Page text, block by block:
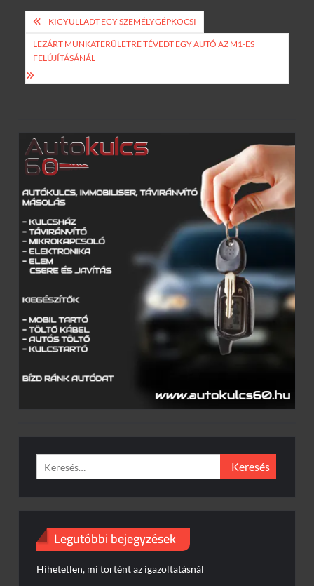
Bejegyzés
navigáció
KIGYULLADT EGY SZEMÉLYGÉPKOCSI
LEZÁRT MUNKATERÜLETRE TÉVEDT EGY AUTÓ AZ M1-ES
FELÚJÍTÁSÁNÁL
Keresés:
Legutóbbi bejegyzések
Hihetetlen, mi történt az igazoltatásnál